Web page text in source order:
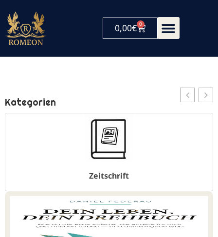
0,00€ 0
Kategorien
Zeitschrift